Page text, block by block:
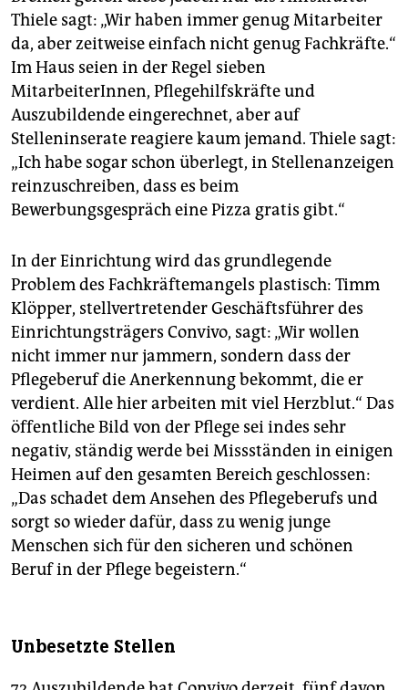
Thiele sagt: „Wir haben immer genug Mitarbeiter
da, aber zeitweise einfach nicht genug Fachkräfte.“
Im Haus seien in der Regel sieben
MitarbeiterInnen, Pflegehilfskräfte und
Auszubildende eingerechnet, aber auf
Stelleninserate reagiere kaum jemand. Thiele sagt:
„Ich habe sogar schon überlegt, in Stellenanzeigen
reinzuschreiben, dass es beim
Bewerbungsgespräch eine Pizza gratis gibt.“
In der Einrichtung wird das grundlegende
Problem des Fachkräftemangels plastisch: Timm
Klöpper, stellvertretender Geschäftsführer des
Einrichtungsträgers Convivo, sagt: „Wir wollen
nicht immer nur jammern, sondern dass der
Pflegeberuf die Anerkennung bekommt, die er
verdient. Alle hier arbeiten mit viel Herzblut.“ Das
öffentliche Bild von der Pflege sei indes sehr
negativ, ständig werde bei Missständen in einigen
Heimen auf den gesamten Bereich geschlossen:
„Das schadet dem Ansehen des Pflegeberufs und
sorgt so wieder dafür, dass zu wenig junge
Menschen sich für den sicheren und schönen
Beruf in der Pflege begeistern.“
Unbesetzte Stellen